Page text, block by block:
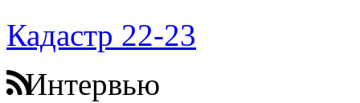
Кадастр 22-23
Интервью